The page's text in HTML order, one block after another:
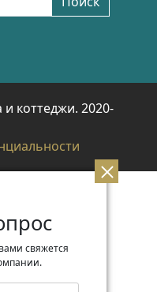
коттеджи. 2020-
свяжется